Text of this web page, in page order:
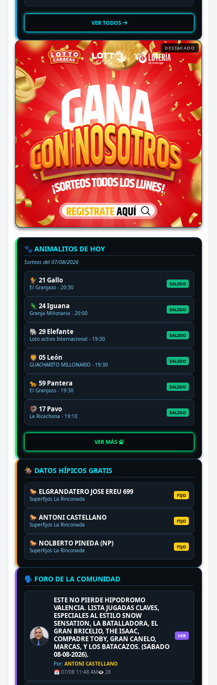
VER TODOS
DESTACADO
🐾 ANIMALITOS DE HOY
Sorteos del 07/08/2026
🐓 21 Gallo
El Granjazo - 20:30
SALIDO
🦎 24 Iguana
Granja Millonaria - 20:00
SALIDO
🐘 29 Elefante
Loto activo Internacional - 19:30
SALIDO
🦁 05 León
GUACHARITO MILLONARIO - 19:30
SALIDO
🐆 59 Pantera
El Granjazo - 19:30
SALIDO
🦃 17 Pavo
La Ricachona - 19:10
SALIDO
VER MÁS
🏇 DATOS HÍPICOS GRATIS
🐎 ELGRANDATERO JOSE EREU 699
Superfijos La Rinconada
FIJO
🐎 ANTONI CASTELLANO
Superfijos La Rinconada
FIJO
🐎 NOLBERTO PINEDA (NP)
Superfijos La Rinconada
FIJO
🗣️ FORO DE LA COMUNIDAD
ESTE NO PIERDE HIPODROMO
VALENCIA. LISTA JUGADAS CLAVES,
ESPECIALES AL ESTILO SNOW
SENSATION, LA BATALLADORA, EL
GRAN BRICELIO, THE ISAAC,
COMPADRE TOBY, GRAN CANELO,
MARCAS, Y LOS BATACAZOS. (SABADO
08-08-2026).
Por: ANTONI CASTELLANO
📅 07/08 11:48 AM👁️ 28
VER